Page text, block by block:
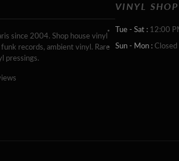
since 2004. Shop house vinyl
records, ambient vinyl. Rare
pressings.
VINYL
Tue - Sat : 12:00
Sun - Mon : Closed